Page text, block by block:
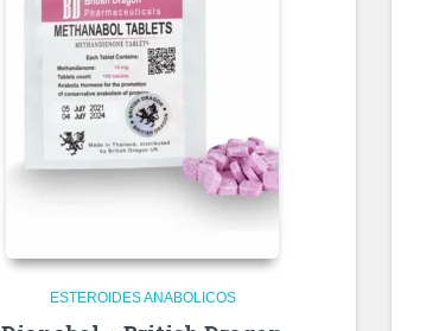
ESTEROIDES ANABOLICOS